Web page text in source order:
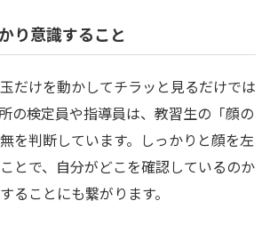
り意識すること
だけを動かしてチラッと見るだけでは
の検定員や指導員は、教習生の「顔の
を判断しています。しっかりと顔を左
とで、自分がどこを確認しているのか
ることにも繋がります。